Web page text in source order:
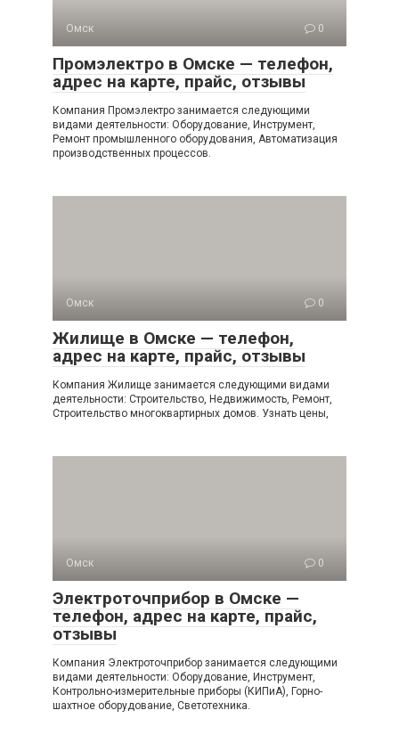
Омск 0
Промэлектро в Омске — телефон,
адрес на карте, прайс, отзывы
Компания Промэлектро занимается следующими
видами деятельности: Оборудование, Инструмент,
Ремонт промышленного оборудования, Автоматизация
производственных процессов.
Омск 0
Жилище в Омске — телефон,
адрес на карте, прайс, отзывы
Компания Жилище занимается следующими видами
деятельности: Строительство, Недвижимость, Ремонт,
Строительство многоквартирных домов. Узнать цены,
Омск 0
Электроточприбор в Омске —
телефон, адрес на карте, прайс,
отзывы
Компания Электроточприбор занимается следующими
видами деятельности: Оборудование, Инструмент,
Контрольно-измерительные приборы (КИПиА), Горно-
шахтное оборудование, Светотехника.